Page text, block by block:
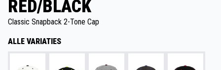
RED/BLACK
Classic Snapback 2-Tone Cap
ALLE VARIATIES